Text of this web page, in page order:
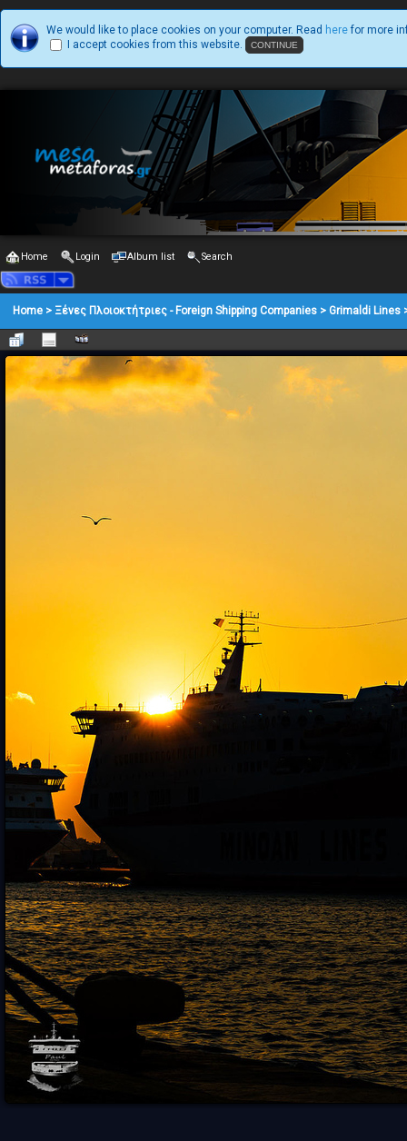
We would like to place cookies on your computer. Read here for more
I accept cookies from this website.
Home Login Album list Search
Home > Ξένες Πλοιοκτήτριες - Foreign Shipping Companies > Grimaldi Lines